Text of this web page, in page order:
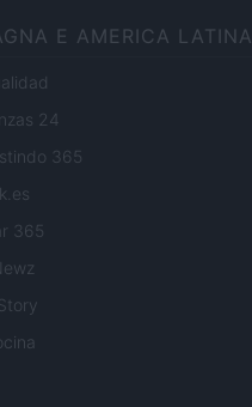
E AMERICA LATINA
24
365
365